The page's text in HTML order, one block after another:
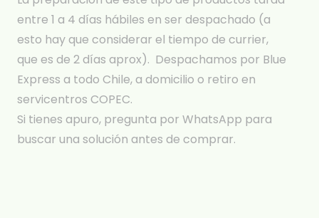
entre 1 a 4 días hábiles en ser despachado (a
esto hay que considerar el tiempo de currier,
que es de 2 días aprox). Despachamos por Blue
Express a todo Chile, a domicilio o retiro en
servicentros COPEC.
Si tienes apuro, pregunta por WhatsApp para
buscar una solución antes de comprar.